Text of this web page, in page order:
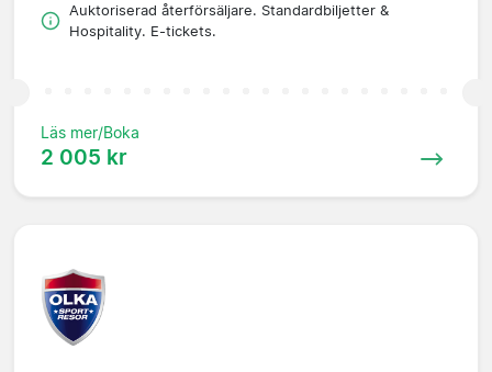
Auktoriserad återförsäljare. Standardbiljetter &
Hospitality. E-tickets.
Läs mer/Boka
2 005 kr